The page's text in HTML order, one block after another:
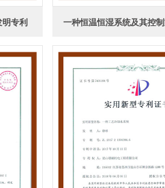
专利 一种恒温恒湿系统及其控